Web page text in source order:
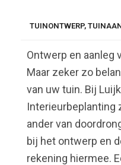
TUINONTWERP,
Ontwerp en aanleg
Maar zeker zo
van uw tuin. Bij
Interieurbeplanting
ander van
bij het ontwerp en
rekening hiermee.